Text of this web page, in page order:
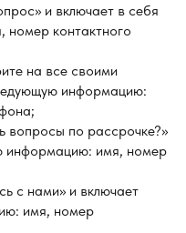
и включает в себя
контактного
на все своими
информацию:
вопросы по рассрочке?»
информацию: имя, номер
с нами» и включает
имя, номер